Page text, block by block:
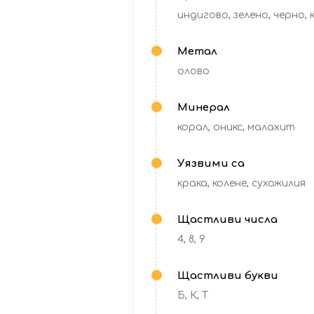
индигово, зелено, черно,
Метал
олово
Минерал
корал, оникс, малахит
Уязвими са
крака, колене, сухожилия
Щастливи числа
4, 8, 9
Щастливи букви
Б, К, Т